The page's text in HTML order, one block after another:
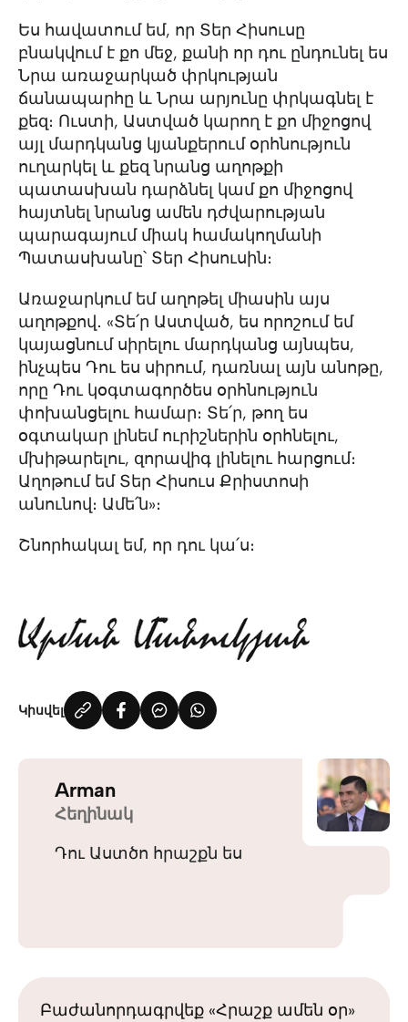
Ես հավատում եմ, որ Տեր Հիսուսը
բնակվում է քո մեջ, քանի որ դու ընդունել ես
Նրա առաջարկած փրկության
ճանապարհը և Նրա արյունը փրկագնել է
քեզ։ Ուստի, Աստված կարող է քո միջոցով
այլ մարդկանց կյանքերում օրհնություն
ուղարկել և քեզ նրանց աղոթքի
պատասխան դարձնել կամ քո միջոցով
հայտնել նրանց ամեն դժվարության
պարագայում միակ համակողմանի
Պատասխանը՝ Տեր Հիսուսին։
Առաջարկում եմ աղոթել միասին այս
աղոթքով․ «Տե՛ր Աստված, ես որոշում եմ
կայացնում սիրելու մարդկանց այնպես,
ինչպես Դու ես սիրում, դառնալ այն անոթը,
որը Դու կօգտագործես օրհնություն
փոխանցելու համար։ Տե՛ր, թող ես
օգտակար լինեմ ուրիշներին օրհնելու,
մխիթարելու, զորավիգ լինելու հարցում։
Աղոթում եմ Տեր Հիսուս Քրիստոսի
անունով։ Ամե՛ն»։
Շնորհակալ եմ, որ դու կա՛ս։
Կիսվել
Arman
Հեղինակ
Դու Աստծո հրաշքն ես
Բաժանորդագրվեք «Հրաշք ամեն օր»